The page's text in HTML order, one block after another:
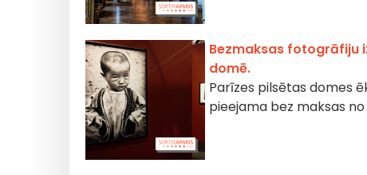
Bezmaksas fotogrāfiju
domē.
Parīzes pilsētas domes
pieejama bez maksas no